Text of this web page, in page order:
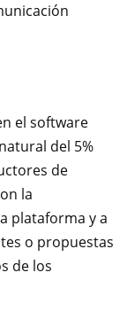
el software
del 5%
de
la
plataforma y a
o propuestas
de los